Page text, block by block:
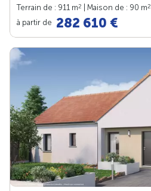
Terrain de : 911 m2 | Maison de : 90 m2
à partir de 282 610 €